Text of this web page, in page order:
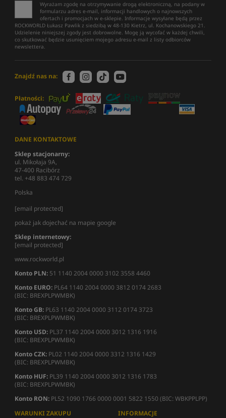
Wyrażam zgodę na otrzymywanie drogą elektroniczną, na podany w
formularzu adres e-mail, informacji handlowych o najnowszych
ofertach i promocjach w e-sklepie. Informacje wysyłane będą przez
ROCKWORLD Łukasz Pawlik z siedzibą w 48-130 Kietrz, ul. Kochanowskiego 21.
Udzielenie niniejszej zgody jest dobrowolne. Mogę ją wycofać w każdej chwili,
co skutkować będzie usunięciem mojego adresu e-mail z listy odbiorców
newslettera.
Znajdź nas na:
Płatności:
DANE KONTAKTOWE
Sklep stacjonarny:
ul. Mikołaja 9A,
47-400 Racibórz
tel. +48 883 474 729
Polska
[email protected]
pokaż jak dojechać na mapie google
Sklep internetowy:
[email protected]
www.rockworld.pl
Konto PLN: 51 1140 2004 0000 3102 3558 4460
Konto EURO: PL64 1140 2004 0000 3812 0174 2683
(BIC: BREXPLPWMBK)
Konto GB: PL63 1140 2004 0000 3112 0174 3723
(BIC: BREXPLPWMBK)
Konto USD: PL37 1140 2004 0000 3012 1316 1916
(BIC: BREXPLPWMBK)
Konto CZK: PL02 1140 2004 0000 3312 1316 1429
(BIC: BREXPLPWMBK)
Konto HUF: PL39 1140 2004 0000 3012 1316 1783
(BIC: BREXPLPWMBK)
Konto RON: PL52 1090 1766 0000 0001 5822 1550 (BIC: WBKPPLPP)
WARUNKI ZAKUPU
INFORMACJE